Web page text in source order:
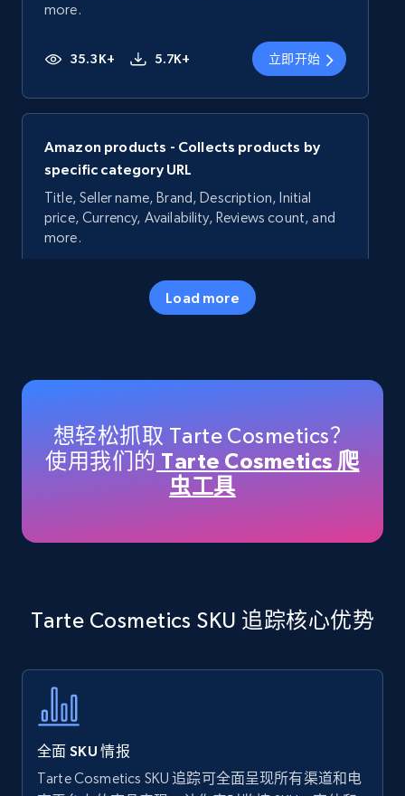
more.
35.3K+ 5.7K+ 立即开始
Amazon products - Collects products by
specific category URL
Title, Seller name, Brand, Description, Initial
price, Currency, Availability, Reviews count, and
more.
5.7K+
Title, Seller name, Brand, Description, Initial
price, Currency, Availability, Reviews count, and
more.
upc numbers
price, Currency, Availability, Reviews count, and
more.
35.3K+
Load more
想轻松抓取 Tarte Cosmetics？
使用我们的 Tarte Cosmetics 爬
虫工具
Tarte Cosmetics SKU 追踪核心优势
全面 SKU 情报
Tarte Cosmetics SKU 追踪可全面呈现所有渠道和电